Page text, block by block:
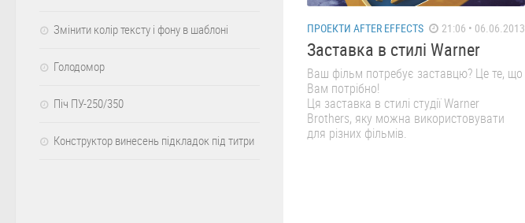
ПРОЕКТИ AFTER EFFECTS 21:06 • 06.06.2013
Заставка в стилі Warner
Ваш фільм потребує заставцю? Це те, що
Вам потрібно!
Ця заставка в стилі студії Warner
Brothers, яку можна використовувати
для різних фільмів.
Змінити колір тексту і фону в шаблоні
Голодомор
Піч ПУ-250/350
Конструктор винесень підкладок під титри